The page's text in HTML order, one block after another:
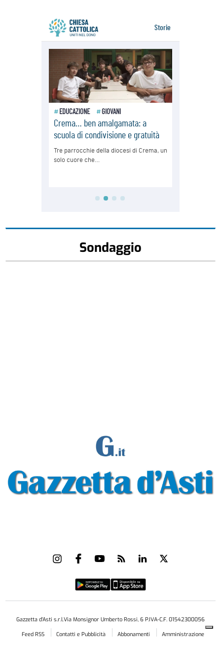
Sondaggio
Gazzetta d'Asti s.r.l.Via Monsignor Umberto Rossi, 6 P.IVA-C.F. 01542300056
Feed RSS
Contatti e Pubblicità Abbonamenti
Amministrazione